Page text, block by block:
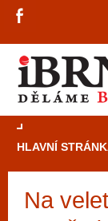
HLAVNÍ
Na